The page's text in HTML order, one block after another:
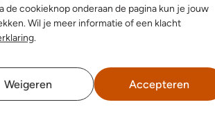
de cookieknop onderaan de pagina kun je jouw
Wil je meer informatie of een klacht
.
Weigeren Accepteren
-50%
Wide jeans